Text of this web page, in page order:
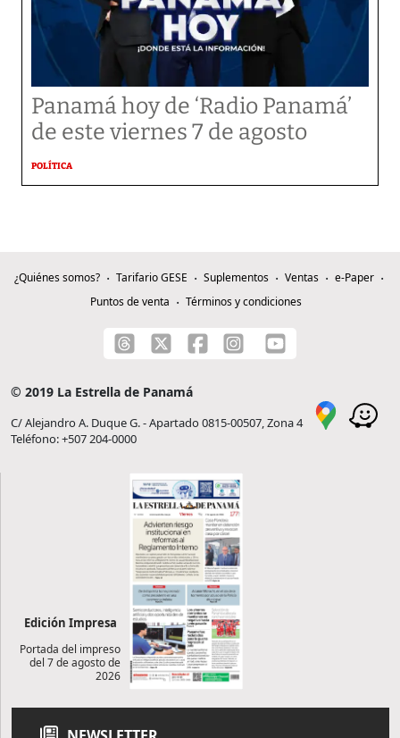
Panamá hoy de ‘Radio Panamá’
de este viernes 7 de agosto
POLÍTICA
¿Quiénes somos? Tarifario GESE Suplementos Ventas
e-Paper
Puntos de venta
Términos y condiciones
© 2019 La Estrella de Panamá
C/ Alejandro A. Duque G. - Apartado 0815-00507, Zona 4
Teléfono: +507 204-0000
Edición Impresa
Portada del impreso
del 7 de agosto de
2026